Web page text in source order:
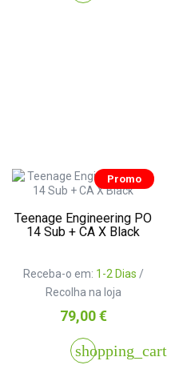
Promo
Teenage Engineering PO
14 Sub + CA X Black
Receba-o em: 1-2 Dias /
Recolha na loja
Preço
79,00 €
shopping_cart